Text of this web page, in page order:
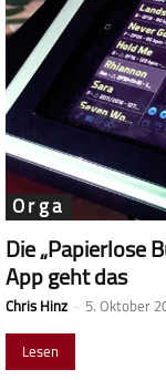
Orga
Die „Papierlose
App geht das
Chris Hinz - 5. Oktober
Lesen